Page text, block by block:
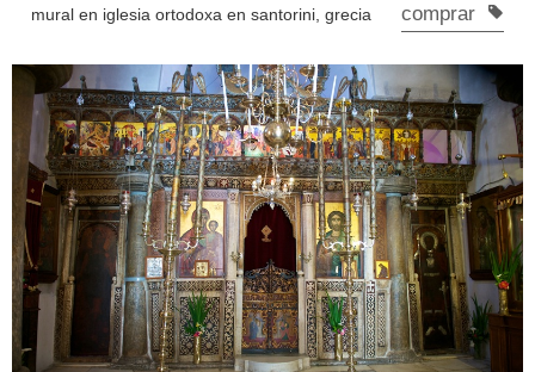
mural en iglesia ortodoxa en santorini, grecia comprar